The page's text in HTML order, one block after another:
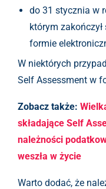
do 31 stycznia w
którym
formie
W niektórych
Self Assessment w
Zobacz także:
składające Self
należności
weszła w życie
Warto dodać, że